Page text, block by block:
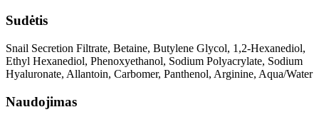
Sudėtis
Snail Secretion Filtrate, Betaine, Butylene Glycol, 1,2-Hexanediol,
Ethyl Hexanediol, Phenoxyethanol, Sodium Polyacrylate, Sodium
Hyaluronate, Allantoin, Carbomer, Panthenol, Arginine, Aqua/Water
Naudojimas